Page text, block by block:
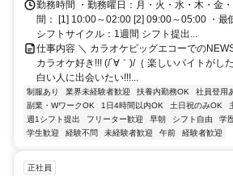
勤務時間 ・勤務曜日：月・火・水・木・金
間： [1] 10:00～02:00 [2] 09:00～05:00 ・最
シフトサイクル：1週間 シフト提出...
仕事内容 ＼ カラオケビッグエコーでの
カラオケ好き!!! (/´∀｀)/｛ 楽しいバイトがし
白い人に出会いたい!!!...
制服あり 業界未経験者歓迎 扶養内勤務OK 社員登用
副業・WワークOK
1日4時間以内OK 土日祝のみOK
週1シフト提出
フリーター歓迎 早朝 シフト自由 学
学生歓迎
経験不問 未経験者歓迎 午前 経験者歓迎
正社員